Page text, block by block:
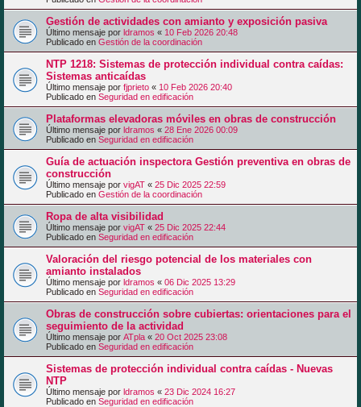
Gestión de actividades con amianto y exposición pasiva
Último mensaje por ldramos « 10 Feb 2026 20:48
Publicado en Gestión de la coordinación
NTP 1218: Sistemas de protección individual contra caídas:
Sistemas anticaídas
Último mensaje por fjprieto « 10 Feb 2026 20:40
Publicado en Seguridad en edificación
Plataformas elevadoras móviles en obras de construcción
Último mensaje por ldramos « 28 Ene 2026 00:09
Publicado en Seguridad en edificación
Guía de actuación inspectora Gestión preventiva en obras de
construcción
Último mensaje por vigAT « 25 Dic 2025 22:59
Publicado en Gestión de la coordinación
Ropa de alta visibilidad
Último mensaje por vigAT « 25 Dic 2025 22:44
Publicado en Seguridad en edificación
Valoración del riesgo potencial de los materiales con
amianto instalados
Último mensaje por ldramos « 06 Dic 2025 13:29
Publicado en Seguridad en edificación
Obras de construcción sobre cubiertas: orientaciones para el
seguimiento de la actividad
Último mensaje por ATpla « 20 Oct 2025 23:08
Publicado en Seguridad en edificación
Sistemas de protección individual contra caídas - Nuevas
NTP
Último mensaje por ldramos « 23 Dic 2024 16:27
Publicado en Seguridad en edificación